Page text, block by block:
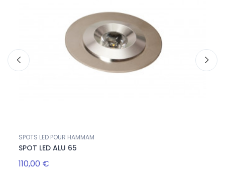
SPOTS LED POUR HAMMAM
SPOT LED ALU 65
110,00 €